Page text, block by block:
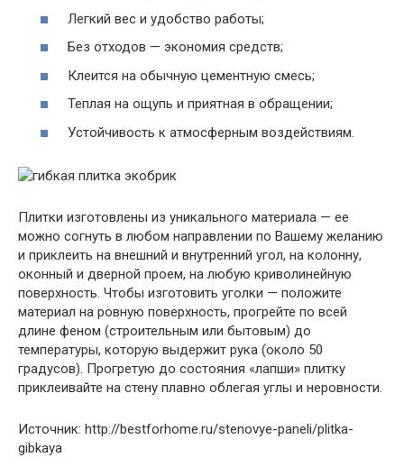
Легкий вес и удобство работы;
Без отходов — экономия средств;
Клеится на обычную цементную смесь;
Теплая на ощупь и приятная в обращении;
Устойчивость к атмосферным воздействиям.
Плитки изготовлены из уникального материала — ее
можно согнуть в любом направлении по Вашему желанию
и приклеить на внешний и внутренний угол, на колонну,
оконный и дверной проем, на любую криволинейную
поверхность. Чтобы изготовить уголки — положите
материал на ровную поверхность, прогрейте по всей
длине феном (строительным или бытовым) до
температуры, которую выдержит рука (около 50
градусов). Прогретую до состояния «лапши» плитку
приклеивайте на стену плавно облегая углы и неровности.
Источник: http://bestforhome.ru/stenovye-paneli/plitka-
gibkaya